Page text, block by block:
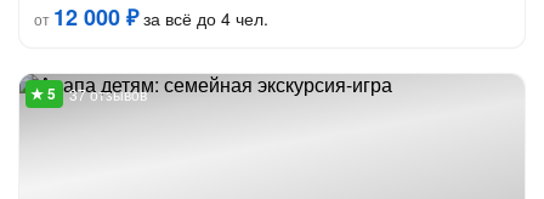
от 12 000 ₽за всё до 4 чел.
37 отзывов